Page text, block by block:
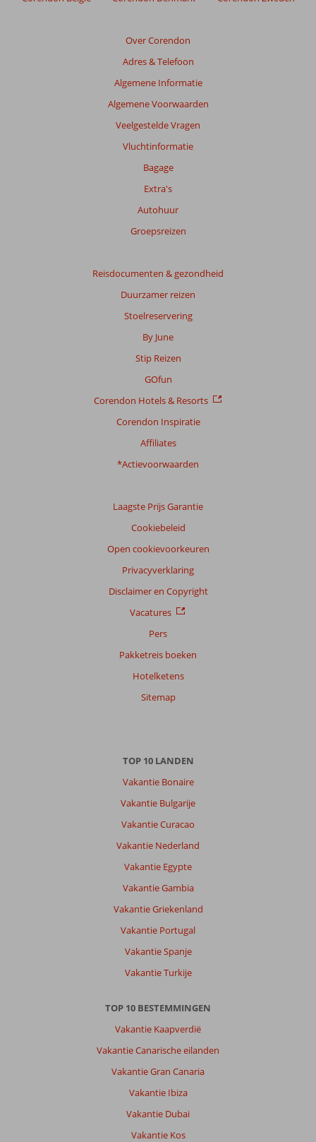
Over Corendon
Adres & Telefoon
Algemene Informatie
Algemene Voorwaarden
Veelgestelde Vragen
Vluchtinformatie
Bagage
Extra's
Autohuur
Groepsreizen
Reisdocumenten & gezondheid
Duurzamer reizen
Stoelreservering
By June
Stip Reizen
GOfun
Corendon Hotels & Resorts
Corendon Inspiratie
Affiliates
*Actievoorwaarden
Laagste Prijs Garantie
Cookiebeleid
Open cookievoorkeuren
Privacyverklaring
Disclaimer en Copyright
Vacatures
Pers
Pakketreis boeken
Hotelketens
Sitemap
TOP 10 LANDEN
Vakantie Bonaire
Vakantie Bulgarije
Vakantie Curacao
Vakantie Nederland
Vakantie Egypte
Vakantie Gambia
Vakantie Griekenland
Vakantie Portugal
Vakantie Spanje
Vakantie Turkije
TOP 10 BESTEMMINGEN
Vakantie Kaapverdië
Vakantie Canarische eilanden
Vakantie Gran Canaria
Vakantie Ibiza
Vakantie Dubai
Vakantie Kos